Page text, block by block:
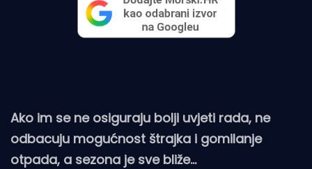
Ako im se ne osiguraju bolji uvjeti rada, ne
odbacuju mogućnost štrajka i gomilanje
otpada, a sezona je sve bliže...